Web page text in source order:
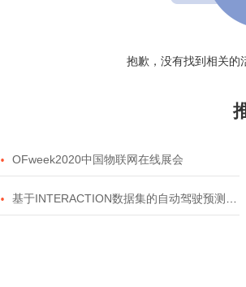
抱歉，没有找到相关的
 OFweek2020中国物联网在线展会
 基于INTERACTION数据集的自动驾驶预测模型挑战赛